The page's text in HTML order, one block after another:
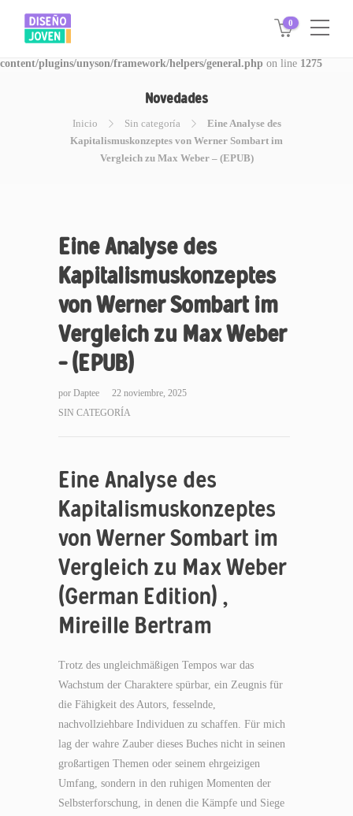
Warning: Invalid argument supplied for foreach() in
/www/disegnojoven.com.ar/htdocs/wp-
content/plugins/unyson/framework/helpers/general.php on line 1275
0
Novedades
Inicio Sin categoría
Eine Analyse des
Kapitalismuskonzeptes von Werner Sombart im
Vergleich zu Max Weber – (EPUB)
Eine Analyse des
Kapitalismuskonzeptes
von Werner Sombart im
Vergleich zu Max Weber
– (EPUB)
por Daptee
22 noviembre, 2025
SIN CATEGORÍA
Eine Analyse des
Kapitalismuskonzeptes
von Werner Sombart im
Vergleich zu Max Weber
(German Edition) ,
Mireille Bertram
Trotz des ungleichmäßigen Tempos war das
Wachstum der Charaktere spürbar, ein Zeugnis für
die Fähigkeit des Autors, fesselnde,
nachvollziehbare Individuen zu schaffen. Für mich
lag der wahre Zauber dieses Buches nicht in seinen
großartigen Themen oder seinem ehrgeizigen
Umfang, sondern in den ruhigen Momenten der
Selbsterforschung, in denen die Kämpfe und Siege